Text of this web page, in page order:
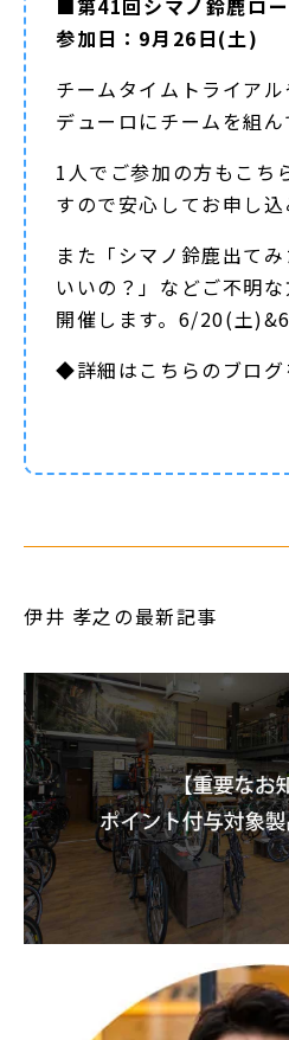
参加日：9月26日(土)
チームタイムトライア
デューロにチームを組ん
1人でご参加の方もこち
すので安心してお申し込
また「シマノ鈴鹿出て
いいの？」などご不明
開催します。6/20(土
◆詳細はこちらのブログ
伊井 孝之の最新記事